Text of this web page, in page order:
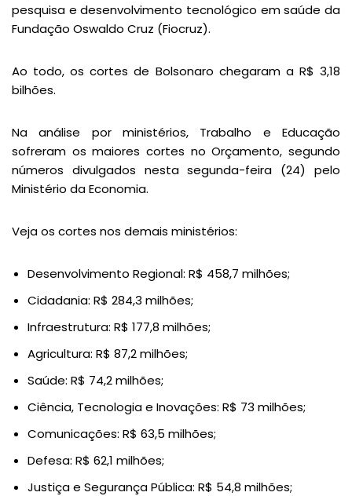
pesquisa e desenvolvimento tecnológico em saúde da
Fundação Oswaldo Cruz (Fiocruz).
Ao todo, os cortes de Bolsonaro chegaram a R$ 3,18
bilhões.
Na análise por ministérios, Trabalho e Educação
sofreram os maiores cortes no Orçamento, segundo
números divulgados nesta segunda-feira (24) pelo
Ministério da Economia.
Veja os cortes nos demais ministérios:
Desenvolvimento Regional: R$ 458,7 milhões;
Cidadania: R$ 284,3 milhões;
Infraestrutura: R$ 177,8 milhões;
Agricultura: R$ 87,2 milhões;
Saúde: R$ 74,2 milhões;
Ciência, Tecnologia e Inovações: R$ 73 milhões;
Comunicações: R$ 63,5 milhões;
Defesa: R$ 62,1 milhões;
Justiça e Segurança Pública: R$ 54,8 milhões;